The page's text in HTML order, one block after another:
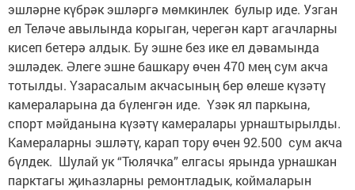
эшләрне күбрәк эшләргә мөмкинлек булыр иде. Узган
ел Теләче авылында корыган, черегән карт агачларны
кисеп бетерә алдык. Бу эшне без ике ел дәвамында
эшләдек. Әлеге эшне башкару өчен 470 мең сум акча
тотылды. Үзарасалым акчасының бер өлеше күзәтү
камераларына да бүленгән иде. Үзәк ял паркына,
спорт мәйданына күзәтү камералары урнаштырылды.
Камераларны эшләтү, карап тору өчен 92.500 сум акча
бүлдек. Шулай ук “Тюлячка” елгасы ярында урнашкан
парктагы җиһазларны ремонтладык, коймаларын